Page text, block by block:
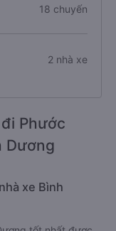
18 chuyến
2 nhà xe
Phước
Dương
xe Bình